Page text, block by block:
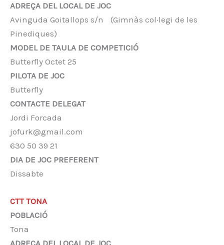
ADREÇA DEL LOCAL DE JOC
Avinguda Goitallops s/n (Gimnàs col·legi de les
Pinediques)
MODEL DE TAULA DE COMPETICIÓ
Butterfly Octet 25
PILOTA DE JOC
Butterfly
CONTACTE DELEGAT
Jordi Forcada
jofurk@gmail.com
630 50 39 21
DIA DE JOC PREFERENT
Dissabte
CTT TONA
POBLACIÓ
Tona